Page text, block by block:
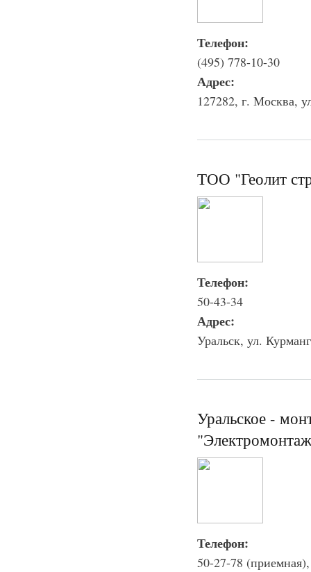
Телефон:
(495) 778-10-30
Адрес:
127282, г. Москва,
ТОО "Геолит
Телефон:
50-43-34
Адрес:
Уральск, ул.
Уральское -
Телефон:
50-27-78